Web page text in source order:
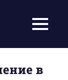
МЕНЮ
в